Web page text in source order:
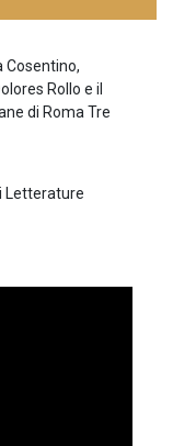
Cosentino,
Rollo e il
di Roma Tre
Letterature